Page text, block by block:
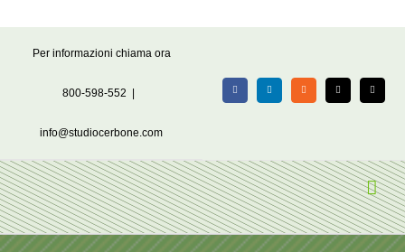
Per informazioni chiama ora
800-598-552
info@studiocerbone.com
FacebookLinkedIn Rss X Email